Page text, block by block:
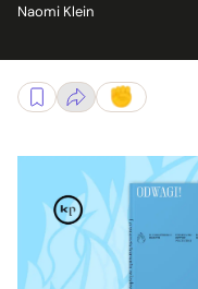
Naomi Klein